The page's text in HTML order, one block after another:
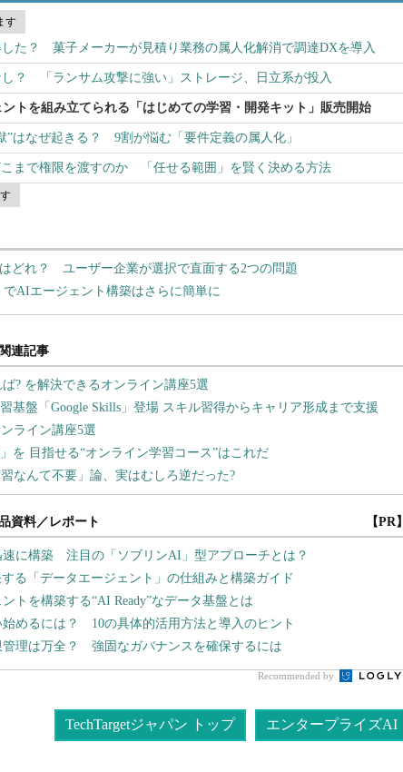
す
た？ 菓子メーカーが見積り業務の属人化解消で調達DXを導入
？ 「ランサム攻撃に強い」ストレージ、日立系が投入
トを組み立てられる「はじめての学習・開発キット」販売開始
”はなぜ起きる？ 9割が悩む「要件定義の属人化」
まで権限を渡すのか 「任せる範囲」を賢く決める方法
どれ？ ユーザー企業が選択で直面する2つの問題
でAIエージェント構築はさらに簡単に
資料／レポート 【PR】
に構築 注目の「ソブリンAI」型アプローチとは？
る「データエージェント」の仕組みと構築ガイド
トを構築する“AI Ready”なデータ基盤とは
めるには？ 10の具体的活用方法と導入のヒント
理は万全？ 強固なガバナンスを確保するには
Recommended by
TechTargetジャパン トップ エンタープライズAI